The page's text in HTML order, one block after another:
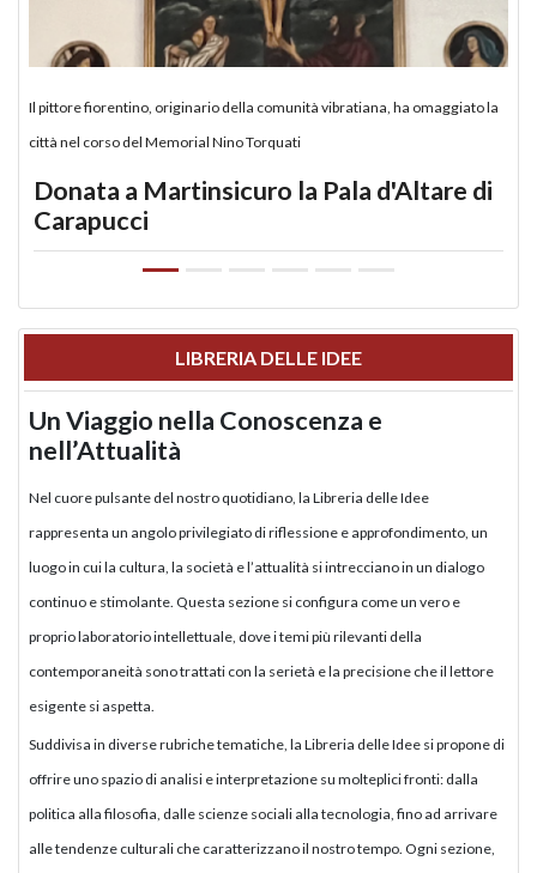
Il pittore fiorentino, originario della comunità vibratiana, ha omaggiato la
città nel corso del Memorial Nino Torquati
Donata a Martinsicuro la Pala d'Altare di
Carapucci
LIBRERIA DELLE IDEE
Un Viaggio nella Conoscenza e
nell’Attualità
Nel cuore pulsante del nostro quotidiano, la Libreria delle Idee
rappresenta un angolo privilegiato di riflessione e approfondimento, un
luogo in cui la cultura, la società e l’attualità si intrecciano in un dialogo
continuo e stimolante. Questa sezione si configura come un vero e
proprio laboratorio intellettuale, dove i temi più rilevanti della
contemporaneità sono trattati con la serietà e la precisione che il lettore
esigente si aspetta.
Suddivisa in diverse rubriche tematiche, la Libreria delle Idee si propone di
offrire uno spazio di analisi e interpretazione su molteplici fronti: dalla
politica alla filosofia, dalle scienze sociali alla tecnologia, fino ad arrivare
alle tendenze culturali che caratterizzano il nostro tempo. Ogni sezione,